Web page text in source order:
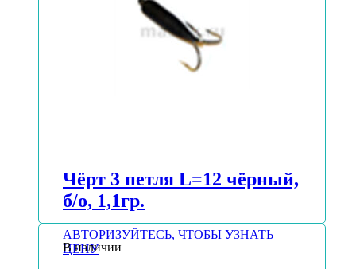
Чёрт 3 петля L=12 чёрный,
б/о, 1,1гр.
АВТОРИЗУЙТЕСЬ, ЧТОБЫ УЗНАТЬ
ЦЕНУ
В наличии